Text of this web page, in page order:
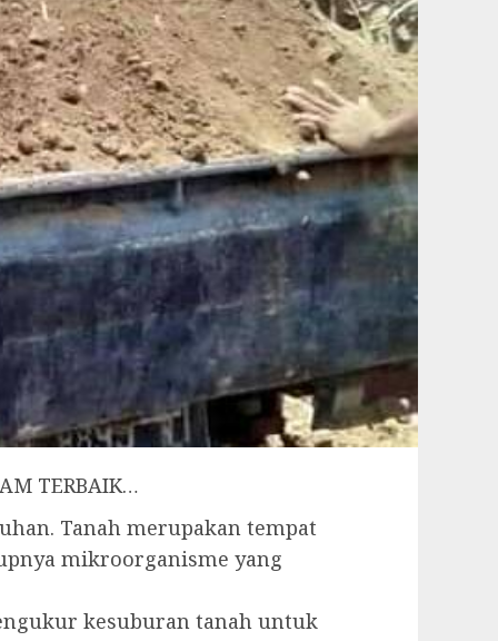
TERBAIK…
Tanah merupakan tempat
mikroorganisme yang
kesuburan tanah untuk